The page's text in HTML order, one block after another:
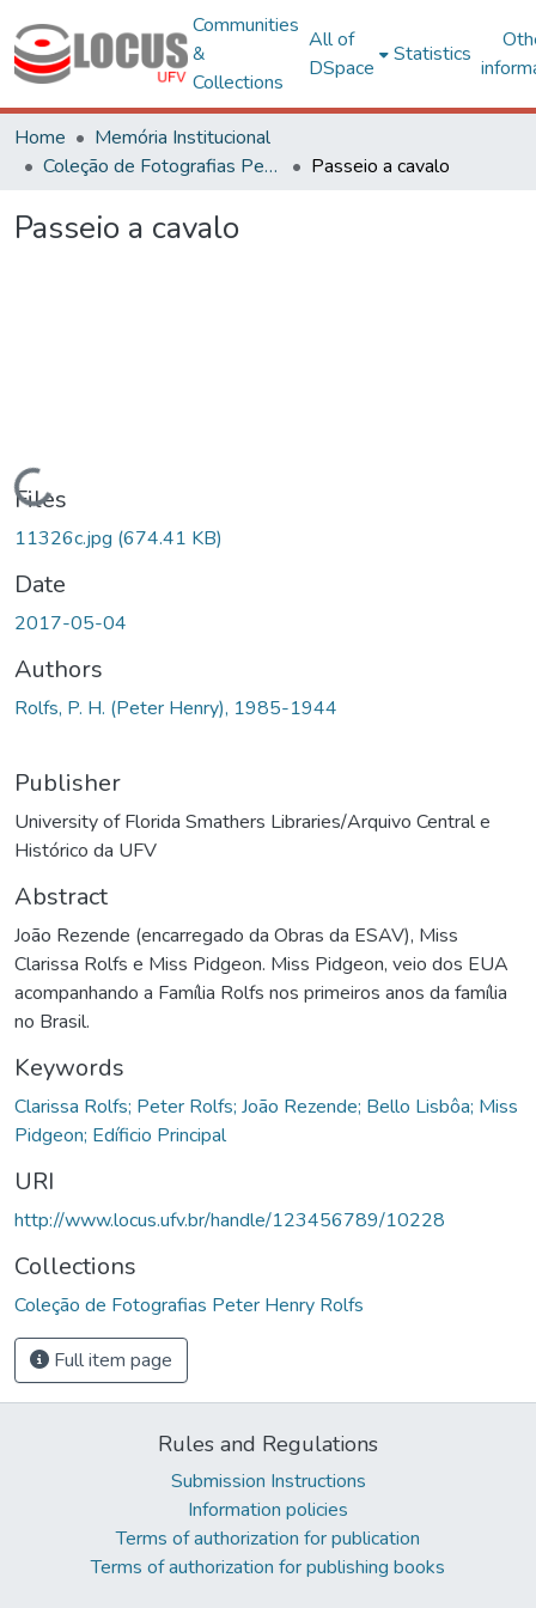
Communities
&
Collections
All of
DSpace
Statistics
Home
Memória Institucional
Coleção de Fotografias Peter Henry Rolfs
Passeio a cavalo
Passeio a cavalo
Loading...
Files
11326c.jpg (674.41 KB)
Date
2017-05-04
Authors
Rolfs, P. H. (Peter Henry), 1985-1944
Publisher
University of Florida Smathers Libraries/Arquivo Central e
Histórico da UFV
Abstract
João Rezende (encarregado da Obras da ESAV), Miss
Clarissa Rolfs e Miss Pidgeon. Miss Pidgeon, veio dos EUA
acompanhando a Família Rolfs nos primeiros anos da família
no Brasil.
Keywords
Clarissa Rolfs; Peter Rolfs; João Rezende; Bello Lisbôa; Miss
Pidgeon; Edíficio Principal
URI
http://www.locus.ufv.br/handle/123456789/10228
Collections
Coleção de Fotografias Peter Henry Rolfs
Full item page
Rules and Regulations
Submission Instructions
Information policies
Terms of authorization for publication
Terms of authorization for publishing books